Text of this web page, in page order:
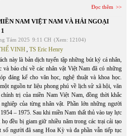
Đọc thêm
NAM VIỆT NAM VÀ HẢI NGOẠI
Tám 2025 9:11 CH (Xem: 12104)
VINH, TS Eric Henry
này là bản dịch tuyển tập những bút ký cá nhân,
và báo chí về các nhân vật Việt Nam đã có những
đáng kể cho văn học, nghệ thuật và khoa học.
nguồn tư liệu phong phú về lịch sử xã hội, văn
trị của miền Nam Việt Nam, đồng thời khắc
của từng nhân vật. Phần lớn những người
– 1975. Sau khi miền Nam thất thủ vào tay lực
đều bị giam giữ nhiều năm trong các trại cải tạo
người đã sang Hoa Kỳ và đa phần vẫn tiếp tục